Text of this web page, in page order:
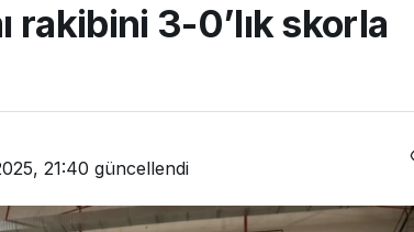
rakibini 3-0’lık skorla
21:40 güncellendi